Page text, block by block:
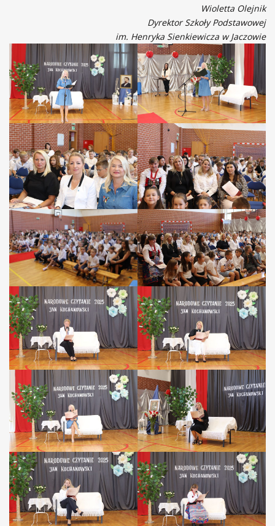
Wioletta Olejnik
Dyrektor Szkoły Podstawowej
im. Henryka Sienkiewicza w Jaczowie